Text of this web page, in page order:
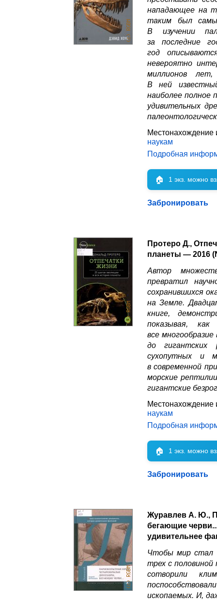
нападающее на
таким был
В изучении
за последние
год
невероятно
миллионов
В ней
наиболее полное
удивительных
Местонахождение
наукам
Подробная
🏠 1 экз. можно
Забронировать
Протеро Д.,
планеты — 2016
Автор
превратил
сохранившихся
на Земле.
книге,
показывая,
все
до гигантских
сухопутных и
в современной
морские
гигантские
Местонахождение
наукам
Подробная
🏠 1 экз. можно
Забронировать
Журавлев А. Ю.,
бегающие
удивительнее
Чтобы мир стал
трех с
сотворили
ископаемых. И,